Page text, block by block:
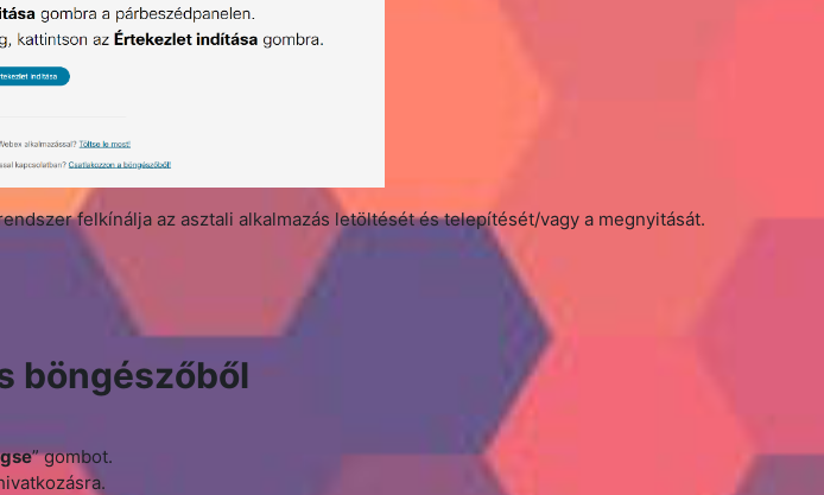
felkínálja az asztali alkalmazás letöltését és telepítését/vagy a megnyitását.
böngészőből
” gombot.